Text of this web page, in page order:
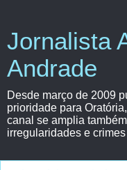
Jornalista
Andrade
Desde março de 2009
prioridade para
canal se amplia
irregularidades e